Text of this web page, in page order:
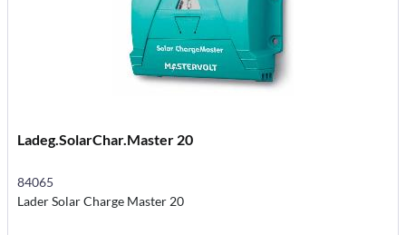
Ladeg.SolarChar.Master 20
84065
Lader Solar Charge Master 20